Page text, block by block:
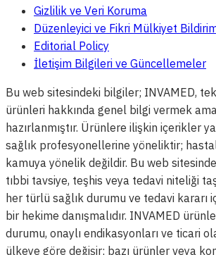
Gizlilik ve Veri Koruma
Düzenleyici ve Fikri Mülkiyet
Editorial Policy
İletişim Bilgileri ve Güncellemeler
Bu web sitesindeki bilgiler; INVAMED,
ürünleri hakkında genel bilgi vermek
hazırlanmıştır. Ürünlere ilişkin içerikler
sağlık profesyonellerine yöneliktir;
kamuya yönelik değildir. Bu web
tıbbi tavsiye, teşhis veya tedavi niteliği
her türlü sağlık durumu ve tedavi kararı
bir hekime danışmalıdır. INVAMED
durumu, onaylı endikasyonları ve ticari
ülkeye göre değişir; bazı ürünler veya